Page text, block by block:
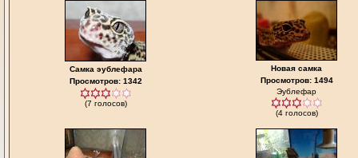
Самка эублефара
Просмотров: 1342
(7 голосов)
Новая самка
Просмотров: 1494
Эублефар
(4 голосов)